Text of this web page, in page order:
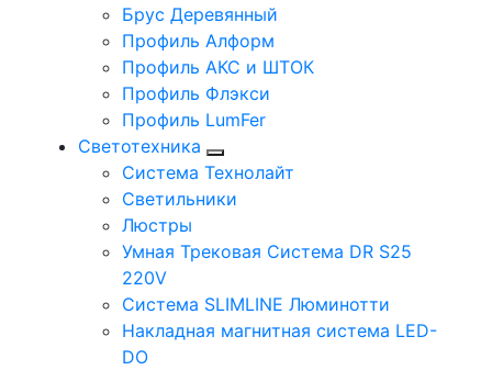
Брус Деревянный
Профиль Алформ
Профиль АКС и ШТОК
Профиль Флэкси
Профиль LumFer
Светотехника
Система Технолайт
Светильники
Люстры
Умная Трековая Система DR S25
220V
Система SLIMLINE Люминотти
Накладная магнитная система LED-
DO